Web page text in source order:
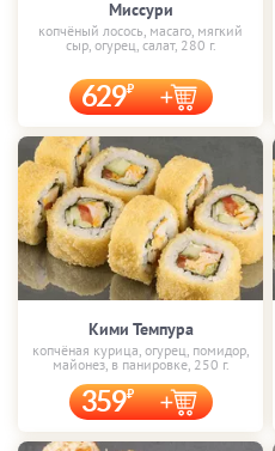
Миссури
копчёный лосось, масаго, мягкий
сыр, огурец, салат, 280 г.
629
Кими Темпура
копчёная курица, огурец, помидор,
майонез, в панировке, 250 г.
359